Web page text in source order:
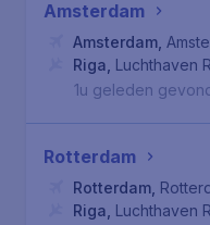
Amsterdam
Amsterdam
Riga Luchthaven
1u geleden
Rotterdam
Rotterdam
Riga Luchthaven